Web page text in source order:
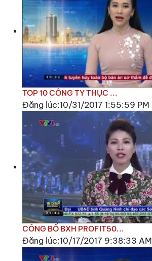
TOP 10 CÔNG TY THỤC ...
Đăng lúc:10/31/2017 1:55:59 PM
CÔNG BỐ BXH PROFIT50...
Đăng lúc:10/17/2017 9:38:33 AM